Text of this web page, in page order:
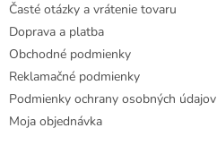
Časté otázky a vrátenie tovaru
Doprava a platba
Obchodné podmienky
Reklamačné podmienky
Podmienky ochrany osobných údajov
Moja objednávka